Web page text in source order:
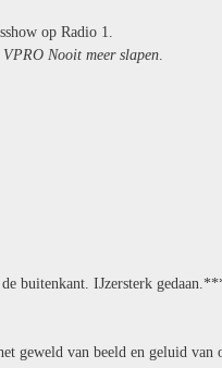
op Radio 1.
VPRO Nooit meer slapen.
de buitenkant. IJzersterk
geweld van beeld en geluid van